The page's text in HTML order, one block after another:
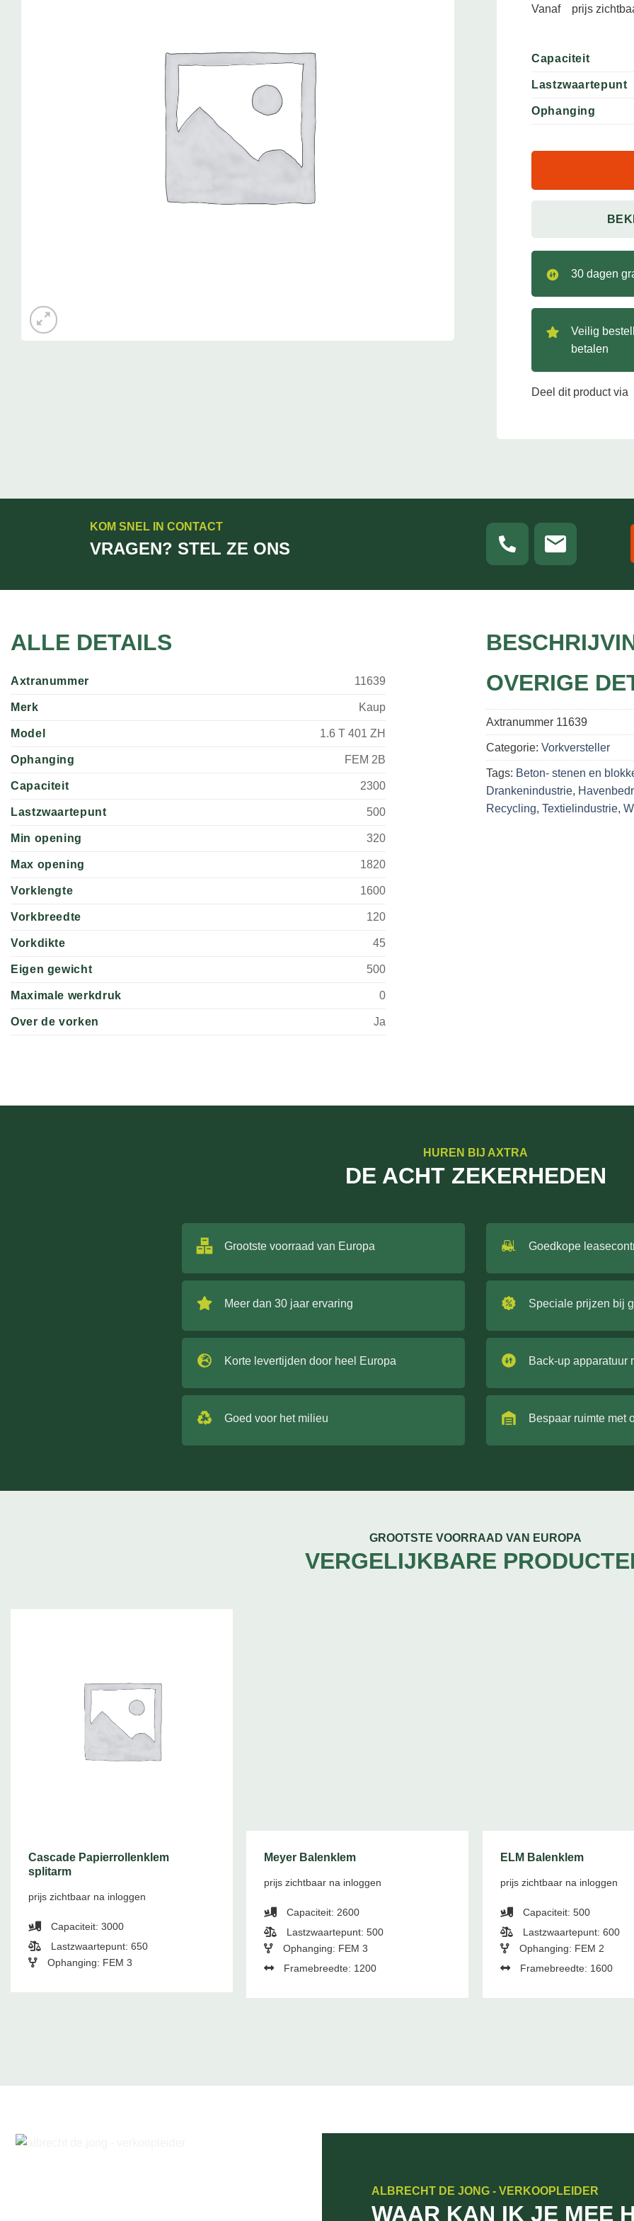
Vanaf prijs
Capaciteit
Lastzwaartepunt
Ophanging
30 dagen
Veilig
betalen
Deel dit product via
KOM SNEL IN CONTACT
VRAGEN? STEL ZE ONS
ALLE DETAILS
Axtranummer 11639
Merk Kaup
Model 1.6 T 401 ZH
Ophanging FEM 2B
Capaciteit 2300
Lastzwaartepunt 500
Min opening 320
Max opening 1820
Vorklengte 1600
Vorkbreedte 120
Vorkdikte 45
Eigen gewicht 500
Maximale werkdruk 0
Over de vorken Ja
OVERIGE
Axtranummer 11639
Categorie: Vorkversteller
Tags: Beton- stenen en
Drankenindustrie,
Recycling, Textielindustrie,
HUREN BIJ AXTRA
DE ACHT ZEKERHEDEN
Grootste voorraad van Europa
Meer dan 30 jaar ervaring
Korte levertijden door heel Europa
Goed voor het milieu
Goedkope
Speciale prijzen bij
Back-up apparatuur
Bespaar ruimte met
GROOTSTE VOORRAAD VAN EUROPA
VERGELIJKBARE
Cascade Papierrollenklem
splitarm
prijs zichtbaar na inloggen
Capaciteit: 3000
Lastzwaartepunt: 650
Ophanging: FEM 3
Meyer Balenklem
prijs zichtbaar na inloggen
Capaciteit: 2600
Lastzwaartepunt: 500
Ophanging: FEM 3
Framebreedte: 1200
ELM Balenklem
prijs zichtbaar na inloggen
Capaciteit: 500
Lastzwaartepunt: 600
Ophanging: FEM 2
Framebreedte: 1600
ALBRECHT DE JONG - VERKOOPLEIDER
WAAR KAN IK JE MEE